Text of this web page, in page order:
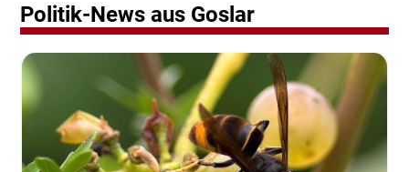
Politik-News aus Goslar